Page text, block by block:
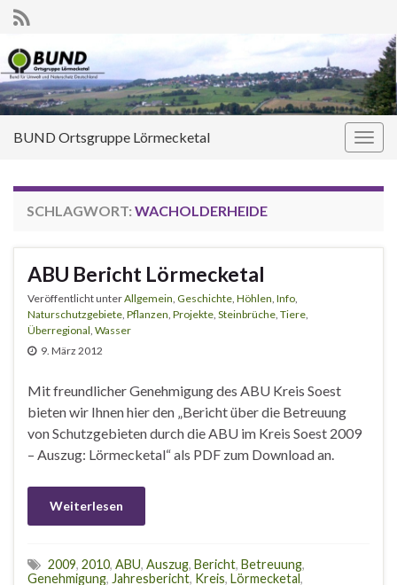
BUND Ortsgruppe Lörmecketal
SCHLAGWORT: WACHOLDERHEIDE
ABU Bericht Lörmecketal
Veröffentlicht unterAllgemein, Geschichte, Höhlen, Info,
Naturschutzgebiete, Pflanzen, Projekte, Steinbrüche, Tiere,
Überregional, Wasser
9. März 2012
Mit freundlicher Genehmigung des ABU Kreis Soest
bieten wir Ihnen hier den „Bericht über die Betreuung
von Schutzgebieten durch die ABU im Kreis Soest 2009
– Auszug: Lörmecketal“ als PDF zum Download an.
Weiterlesen
2009, 2010, ABU, Auszug, Bericht, Betreuung,
Genehmigung, Jahresbericht, Kreis, Lörmecketal,